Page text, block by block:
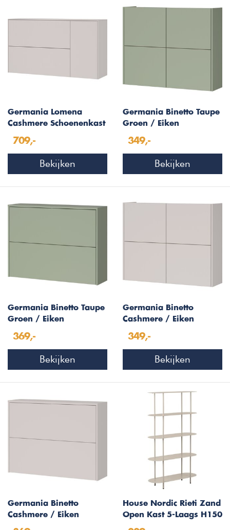
Germania Lomena
Cashmere Schoenenkast
709,-
Bekijken
Germania Binetto Taupe
Groen / Eiken
Wandkast
349,-
Bekijken
Germania Binetto Taupe
Groen / Eiken
Wandkast 2-Kleppen
369,-
Bekijken
Germania Binetto
Cashmere / Eiken
Wandkast
349,-
Bekijken
Germania Binetto
Cashmere / Eiken
House Nordic Rieti Zand
Open Kast 5-Laags H150